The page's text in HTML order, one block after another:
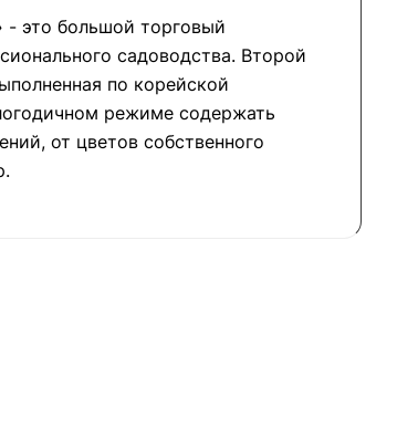
- это большой торговый
садоводства. Второй
по корейской
режиме содержать
от цветов собственного